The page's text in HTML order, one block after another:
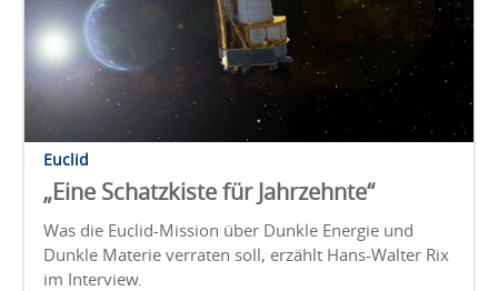
Euclid
„Eine Schatzkiste für Jahrzehnte“
Was die Euclid-Mission über Dunkle Energie und
Dunkle Materie verraten soll, erzählt Hans-Walter Rix
im Interview.